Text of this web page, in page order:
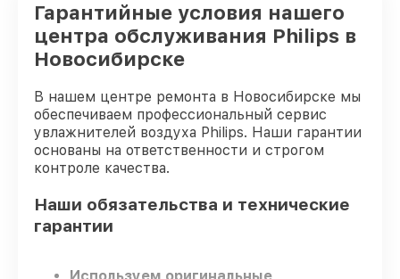
Гарантийные условия нашего
центра обслуживания Philips в
Новосибирске
В нашем центре ремонта в Новосибирске мы
обеспечиваем профессиональный сервис
увлажнителей воздуха Philips. Наши гарантии
основаны на ответственности и строгом
контроле качества.
Наши обязательства и технические
гарантии